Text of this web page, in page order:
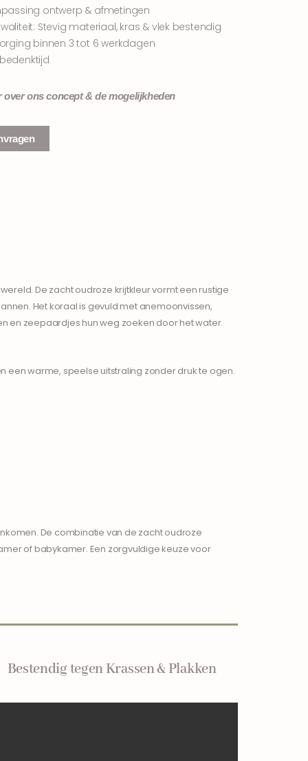
ontwerp & afmetingen
Stevig materiaal, kras & vlek bestendig
binnen 3 tot 6 werkdagen
over ons concept & de mogelijkheden
De zacht oudroze krijtkleur vormt een rustige
Het koraal is gevuld met anemoonvissen,
en zeepaardjes hun weg zoeken door het water.
een warme, speelse uitstraling zonder druk te ogen.
De combinatie van de zacht oudroze
of babykamer. Een zorgvuldige keuze voor
Bestendig tegen Krassen & Plakken